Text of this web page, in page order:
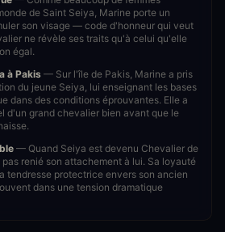
de Saint Seiya, Marine porte un
son visage — code d'honneur qui veut
ne révèle ses traits qu'à celui qu'elle
égal.
à Pakis — Sur l'île de Pakis, Marine a pris
du jeune Seiya, lui enseignant les bases
dans des conditions éprouvantes. Elle a
d'un grand chevalier bien avant que le
— Quand Seiya est devenu Chevalier de
renié son attachement à lui. Sa loyauté
tendresse protectrice envers son ancien
dans une tension dramatique